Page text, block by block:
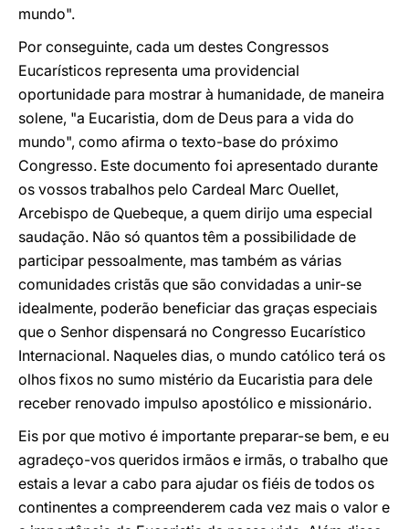
mundo".
Por conseguinte, cada um destes Congressos
Eucarísticos representa uma providencial
oportunidade para mostrar à humanidade, de maneira
solene, "a Eucaristia, dom de Deus para a vida do
mundo", como afirma o texto-base do próximo
Congresso. Este documento foi apresentado durante
os vossos trabalhos pelo Cardeal Marc Ouellet,
Arcebispo de Quebeque, a quem dirijo uma especial
saudação. Não só quantos têm a possibilidade de
participar pessoalmente, mas também as várias
comunidades cristãs que são convidadas a unir-se
idealmente, poderão beneficiar das graças especiais
que o Senhor dispensará no Congresso Eucarístico
Internacional. Naqueles dias, o mundo católico terá os
olhos fixos no sumo mistério da Eucaristia para dele
receber renovado impulso apostólico e missionário.
Eis por que motivo é importante preparar-se bem, e eu
agradeço-vos queridos irmãos e irmãs, o trabalho que
estais a levar a cabo para ajudar os fiéis de todos os
continentes a compreenderem cada vez mais o valor e